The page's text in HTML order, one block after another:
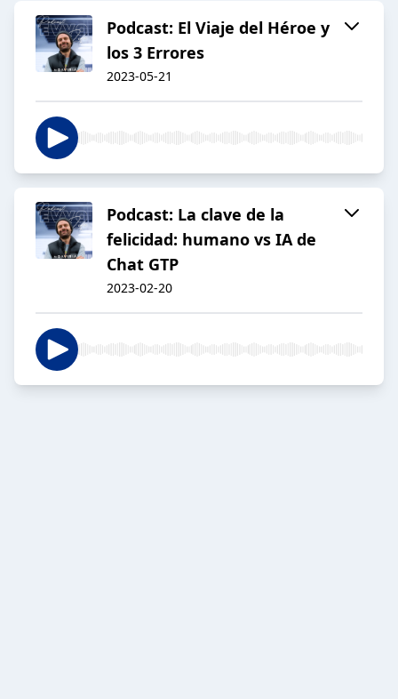
Podcast: El Viaje del Héroe y
los 3 Errores
2023-05-21
Podcast: La clave de la
felicidad: humano vs IA de
Chat GTP
2023-02-20